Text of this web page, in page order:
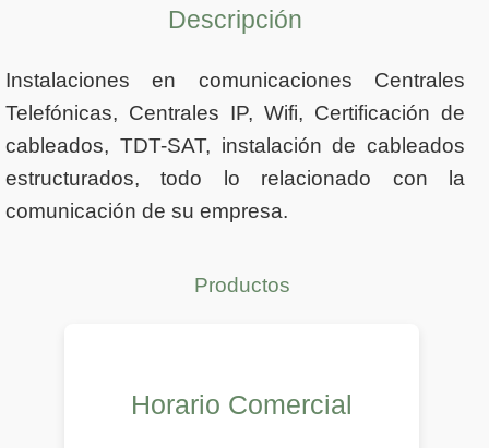
Descripción
Instalaciones en comunicaciones Centrales
Telefónicas, Centrales IP, Wifi, Certificación de
cableados, TDT-SAT, instalación de cableados
estructurados, todo lo relacionado con la
comunicación de su empresa.
Productos
Horario Comercial